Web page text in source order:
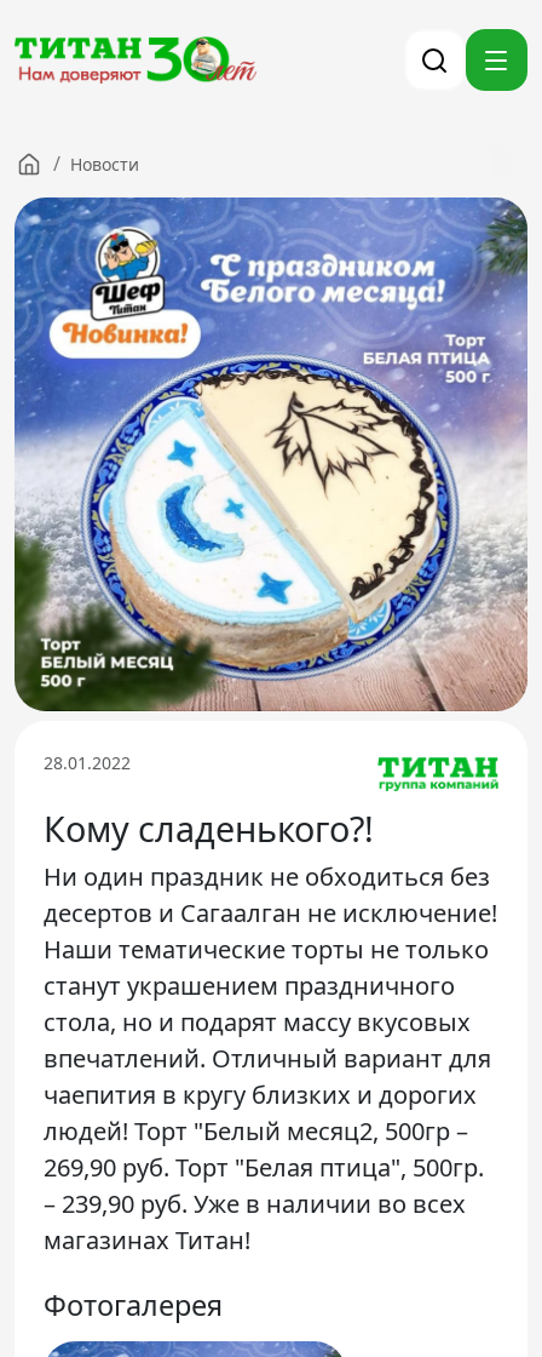
Компания
Партнерам
Тендеры
Вакансии
Новости
Контакты
Версия для слабовидящих
8 (3012) 411-099
Телефон доверия
/ Новости
28.01.2022
Кому сладенького?!
Ни один праздник не обходиться без
десертов и Сагаалган не исключение!
Наши тематические торты не только
станут украшением праздничного
стола, но и подарят массу вкусовых
впечатлений. Отличный вариант для
чаепития в кругу близких и дорогих
людей! Торт "Белый месяц2, 500гр –
269,90 руб. Торт "Белая птица", 500гр.
– 239,90 руб. Уже в наличии во всех
магазинах Титан!
Фотогалерея